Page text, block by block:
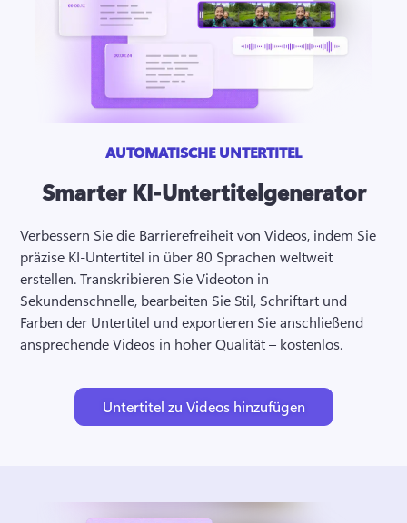
AUTOMATISCHE UNTERTITEL
Smarter KI-Untertitelgenerator
Verbessern Sie die Barrierefreiheit von Videos, indem Sie
präzise KI-Untertitel in über 80 Sprachen weltweit
erstellen. Transkribieren Sie Videoton in
Sekundenschnelle, bearbeiten Sie Stil, Schriftart und
Farben der Untertitel und exportieren Sie anschließend
ansprechende Videos in hoher Qualität – kostenlos.
Untertitel zu Videos hinzufügen